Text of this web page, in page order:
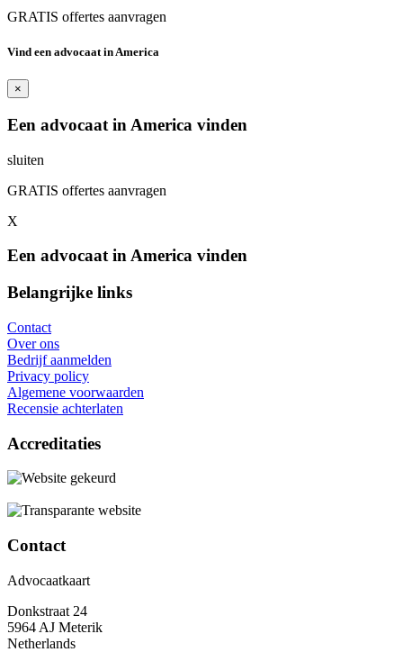
GRATIS offertes aanvragen
Vind een advocaat in America
×
Een advocaat in America vinden
sluiten
GRATIS offertes aanvragen
X
Een advocaat in America vinden
Belangrijke links
Contact
Over ons
Bedrijf aanmelden
Privacy policy
Algemene voorwaarden
Recensie achterlaten
Accreditaties
Contact
Advocaatkaart
Donkstraat 24
5964 AJ Meterik
Netherlands